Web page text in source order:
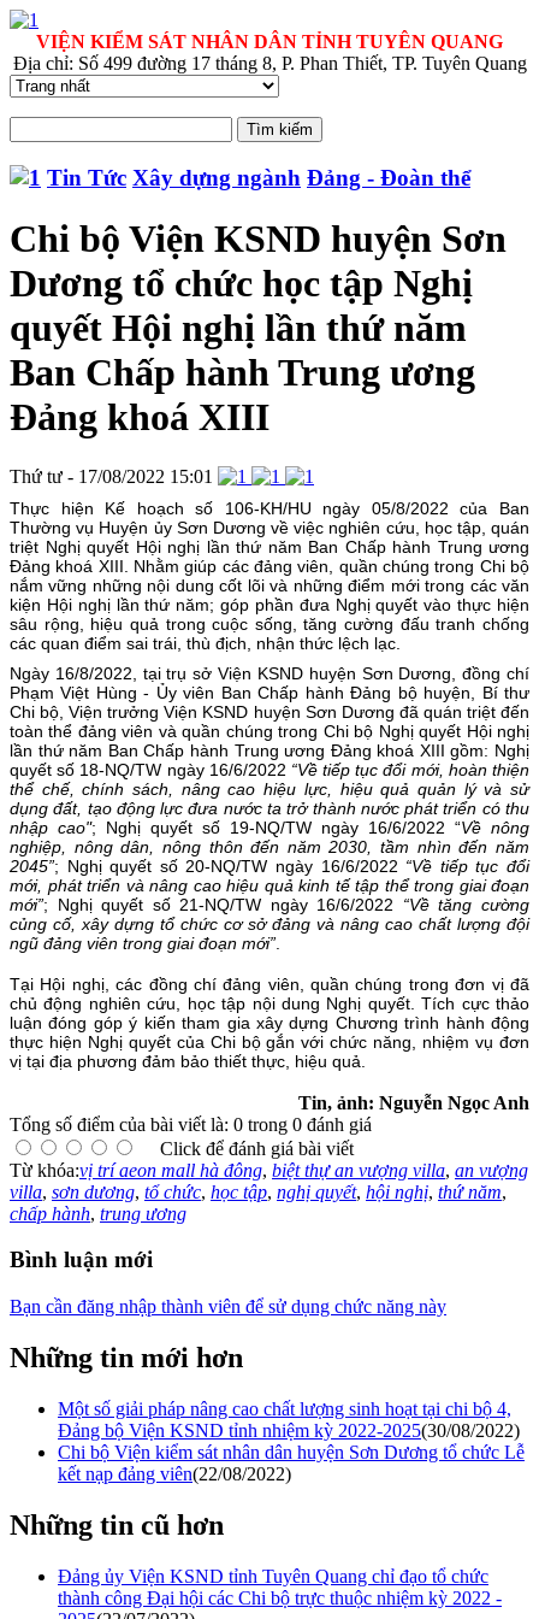
VIỆN KIỂM SÁT NHÂN DÂN TỈNH TUYÊN QUANG
Địa chỉ: Số 499 đường 17 tháng 8, P. Phan Thiết, TP. Tuyên Quang
Tin Tức Xây dựng ngành Đảng - Đoàn thể
Chi bộ Viện KSND huyện Sơn
Dương tổ chức học tập Nghị
quyết Hội nghị lần thứ năm
Ban Chấp hành Trung ương
Đảng khoá XIII
Thứ tư - 17/08/2022 15:01
Thực hiện Kế hoạch số 106-KH/HU ngày 05/8/2022 của Ban
Thường vụ Huyện ủy Sơn Dương về việc nghiên cứu, học tập, quán
triệt Nghị quyết Hội nghị lần thứ năm Ban Chấp hành Trung ương
Đảng khoá XIII. Nhằm giúp các đảng viên, quần chúng trong Chi bộ
nắm vững những nội dung cốt lõi và những điểm mới trong các văn
kiện Hội nghị lần thứ năm; góp phần đưa Nghị quyết vào thực hiện
sâu rộng, hiệu quả trong cuộc sống, tăng cường đấu tranh chống
các quan điểm sai trái, thù địch, nhận thức lệch lạc.
Ngày 16/8/2022, tại trụ sở Viện KSND huyện Sơn Dương, đồng chí
Phạm Việt Hùng - Ủy viên Ban Chấp hành Đảng bộ huyện, Bí thư
Chi bộ, Viện trưởng Viện KSND huyện Sơn Dương đã quán triệt đến
toàn thể đảng viên và quần chúng trong Chi bộ Nghị quyết Hội nghị
lần thứ năm Ban Chấp hành Trung ương Đảng khoá XIII gồm: Nghị
quyết số 18-NQ/TW ngày 16/6/2022 “Về tiếp tục đổi mới, hoàn thiện
thể chế, chính sách, nâng cao hiệu lực, hiệu quả quản lý và sử
dụng đất, tạo động lực đưa nước ta trở thành nước phát triển có thu
nhập cao"; Nghị quyết số 19-NQ/TW ngày 16/6/2022 “Về nông
nghiệp, nông dân, nông thôn đến năm 2030, tầm nhìn đến năm
2045”; Nghị quyết số 20-NQ/TW ngày 16/6/2022 “Về tiếp tục đổi
mới, phát triển và nâng cao hiệu quả kinh tế tập thể trong giai đoạn
mới”; Nghị quyết số 21-NQ/TW ngày 16/6/2022 “Về tăng cường
củng cố, xây dựng tổ chức cơ sở đảng và nâng cao chất lượng đội
ngũ đảng viên trong giai đoạn mới”
Tại Hội nghị, các đồng chí đảng viên, quần chúng trong đơn vị đã
chủ động nghiên cứu, học tập nội dung Nghị quyết. Tích cực thảo
luận đóng góp ý kiến tham gia xây dựng Chương trình hành động
thực hiện Nghị quyết của Chi bộ gắn với chức năng, nhiệm vụ đơn
vị tại địa phương đảm bảo thiết thực, hiệu quả.
Tin, ảnh: Nguyễn Ngọc Anh
Tổng số điểm của bài viết là: 0 trong 0 đánh giá
Click để đánh giá bài viết
Từ khóa:vị trí aeon mall hà đông, biệt thự an vượng villa, an vượng
villa, sơn dương, tổ chức, học tập, nghị quyết, hội nghị, thứ năm,
chấp hành, trung ương
Bình luận mới
Bạn cần đăng nhập thành viên để sử dụng chức năng này
Những tin mới hơn
Một số giải pháp nâng cao chất lượng sinh hoạt tại chi bộ 4,
Đảng bộ Viện KSND tỉnh nhiệm kỳ 2022-2025(30/08/2022)
Chi bộ Viện kiểm sát nhân dân huyện Sơn Dương tổ chức Lễ
kết nạp đảng viên(22/08/2022)
Những tin cũ hơn
Đảng ủy Viện KSND tỉnh Tuyên Quang chỉ đạo tổ chức
thành công Đại hội các Chi bộ trực thuộc nhiệm kỳ 2022 -